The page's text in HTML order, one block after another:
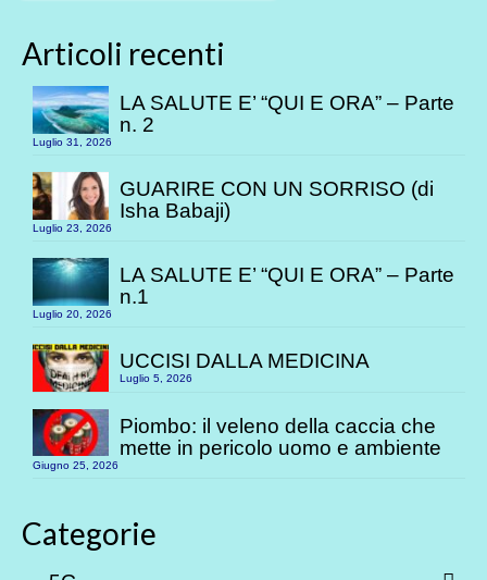
Articoli recenti
LA SALUTE E’ “QUI E ORA” – Parte
n. 2
Luglio 31, 2026
GUARIRE CON UN SORRISO (di
Isha Babaji)
Luglio 23, 2026
LA SALUTE E’ “QUI E ORA” – Parte
n.1
Luglio 20, 2026
UCCISI DALLA MEDICINA
Luglio 5, 2026
Piombo: il veleno della caccia che
mette in pericolo uomo e ambiente
Giugno 25, 2026
Categorie